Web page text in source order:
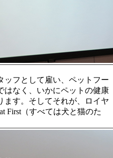
ッフとして雇い、ペットフー
はなく、いかにペットの健康
ます。そしてそれが、ロイヤ
First（すべては犬と猫のた